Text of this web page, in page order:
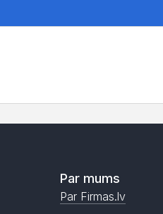
Par mums
Par Firmas.lv